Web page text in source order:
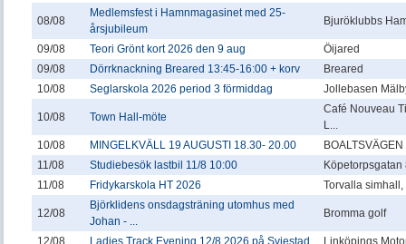
08/08
Medlemsfest i Hamnmagasinet med 25-
årsjubileum
Bjuröklubbs
09/08 Teori Grönt kort 2026 den 9 aug
Öijared
09/08
Dörrknackning Breared 13:45-16:00 + korv
Breared
10/08
Seglarskola 2026 period 3 förmiddag Jollebasen
10/08 Town Hall-möte
Café Nouveau
L...
10/08
MINGELKVÄLL 19 AUGUSTI 18.30- 20.00
11/08
Studiebesök lastbil 11/8 10:00
Köpetorpsgatan
11/08
Fridykarskola HT 2026 Torvalla
12/08
Björklidens onsdagsträning utomhus med
Johan - ...
Bromma golf
12/08 Ladies Track Evening 12/8 2026 på Sviestad
Linköpings